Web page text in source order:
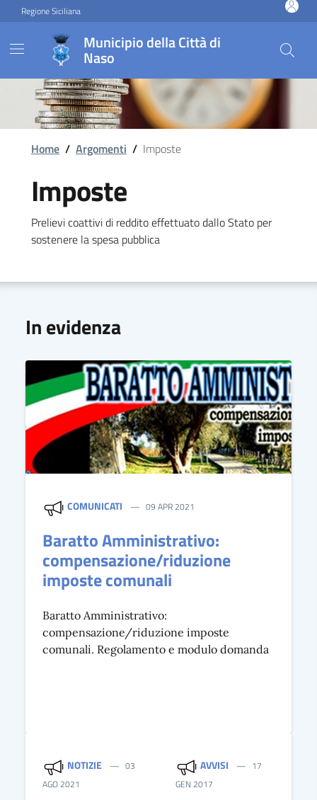
Vai ai contenuti
Vai al footer
Regione Siciliana
Municipio della Città di
Naso
Home / Argomenti / Imposte
Imposte
Prelievi coattivi di reddito effettuato dallo Stato per
sostenere la spesa pubblica
In evidenza
COMUNICATI 09 APR 2021
Baratto Amministrativo:
compensazione/riduzione
imposte comunali
Baratto Amministrativo:
compensazione/riduzione imposte
comunali. Regolamento e modulo domanda
NOTIZIE
03
AGO 2021
AVVISI
17
GEN 2017